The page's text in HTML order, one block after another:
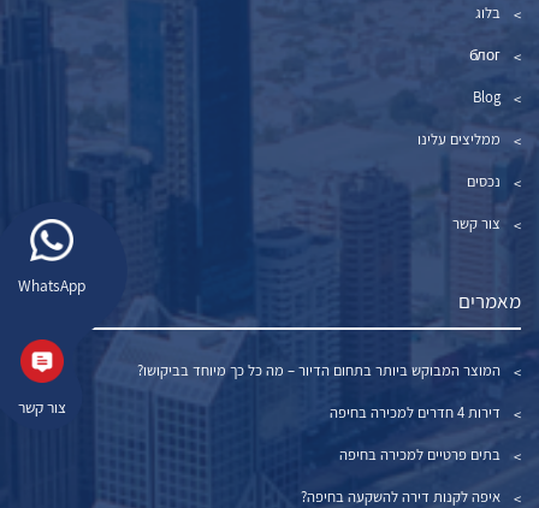
WhatsApp
צור קשר
בלוג
блог
Blog
ממליצים עלינו
נכסים
צור קשר
מאמרים
המוצר המבוקש ביותר בתחום הדיור – מה כל כך מיוחד בביקושו?
דירות 4 חדרים למכירה בחיפה
בתים פרטיים למכירה בחיפה
איפה לקנות דירה להשקעה בחיפה?